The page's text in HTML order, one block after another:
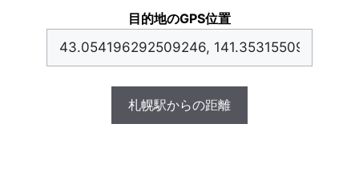
目的地のGPS位置
札幌駅からの距離